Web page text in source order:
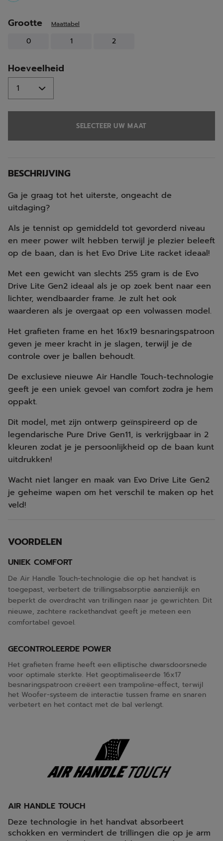
selected
Grootte Maattabel
0 1 2
Hoeveelheid
SELECTEER UW MAAT
BESCHRIJVING
Ga je graag tot het uiterste, ongeacht de
uitdaging?
Als je tennist op gemiddeld tot gevorderd niveau
en meer power wilt hebben terwijl je plezier beleeft
op de baan, dan is het Evo Drive Lite racket ideaal!
Met een gewicht van slechts 255 gram is de Evo
Drive Lite Gen2 ideaal als je op zoek bent naar een
lichter, wendbaarder frame. Je zult het ook
waarderen als je overgaat op een volwassen model.
Het grafieten frame en het 16x19 besnaringspatroon
geven je meer kracht in je slagen, terwijl je de
controle over je ballen behoudt.
De exclusieve nieuwe Air Handle Touch-technologie
geeft je een uniek gevoel van comfort zodra je hem
oppakt.
Dit model, met zijn ontwerp geïnspireerd op de
legendarische Pure Drive Gen11, is verkrijgbaar in 2
kleuren zodat je je persoonlijkheid op de baan kunt
uitdrukken!
Wacht niet langer en maak van Evo Drive Lite Gen2
je geheime wapen om het verschil te maken op het
veld!
VOORDELEN
UNIEK COMFORT
De Air Handle Touch-technologie die op het handvat is
toegepast, verbetert de trillingsabsorptie aanzienlijk en
beperkt de overdracht van trillingen naar je gewrichten. Dit
nieuwe, zachtere rackethandvat geeft je meteen een
comfortabel gevoel.
GECONTROLEERDE POWER
Het grafieten frame heeft een elliptische dwarsdoorsnede
voor optimale sterkte. Het geoptimaliseerde 16x17
besnaringspatroon creëert een trampoline-effect, terwijl
het Woofer-systeem de interactie tussen frame en snaren
verbetert en het contact met de bal verlengt.
AIR HANDLE TOUCH
Deze technologie in het handvat absorbeert
schokken en vermindert de trillingen die op je arm